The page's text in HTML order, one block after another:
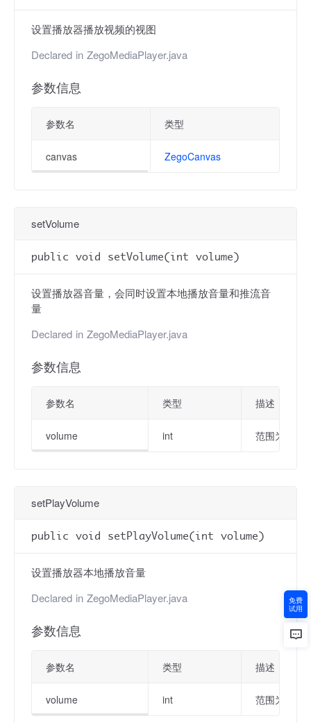
设置播放器播放视频的视图
Declared in ZegoMediaPlayer.java
参数信息
参数名 类型
canvas ZegoCanvas
setVolume
public void setVolume(int volume)
设置播放器音量，会同时设置本地播放音量和推流音
量
Declared in ZegoMediaPlayer.java
参数信息
参数名 类型 描述
volume int 范围为 0 ~
setPlayVolume
public void setPlayVolume(int volume)
设置播放器本地播放音量
Declared in ZegoMediaPlayer.java
参数信息
参数名 类型 描述
volume int 范围为 0 ~
免费
试用